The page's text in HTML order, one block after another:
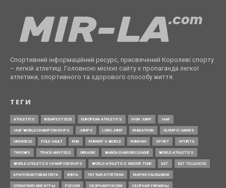
Спортивний інформаційний ресурс, присвячений Королеві спорту
– легкій атлетиці. Головною місією сайту є пропаганда легкої
атлетики, спортивного та здорового способу життя.
ТЕГИ
ATHLETICS BUDAPEST2023 EUROPEAN ATHLETICS HIGH JUMP IAAF
IAAF WORLD CHAMPIONSHIPS JUMPS LONG JUMP MARATHON OLYMPIC GAMES
OREGON22 POLE VAULT RUN RUNNER’S WORLD RUNNING SPORT SPORTS
THROWS TRACK AND FIELD UKRAINE WANDA DIAMOND LEAGUE WORLD ATHLETICS
WORLD ATHLETICS CHAMPIONSHIPS WORLD ATHLETICS INDOOR TOUR БЕГ БЕГ ПО ШОССЕ
БРИЛЛИАНТОВАЯ ЛИГА ВФЛА ЛЕГКАЯ АТЛЕТИКА МАРИЯ ЛАСИЦКЕНЕ
ОЛИМПИЙСКИЕ ИГРЫ РОССИЯ СБОРНАЯ РОССИИ СБОРНАЯ УКРАИНЫ